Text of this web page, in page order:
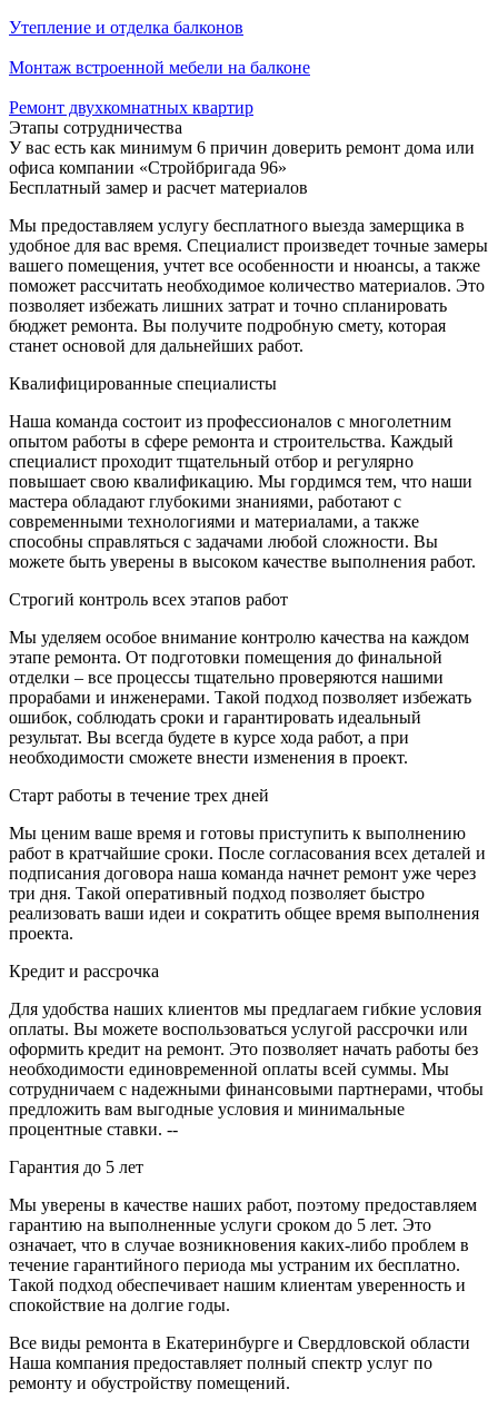
Утепление и отделка балконов
Монтаж встроенной мебели на балконе
Ремонт двухкомнатных квартир
Этапы сотрудничества
У вас есть как минимум 6 причин доверить ремонт дома или
офиса компании «Стройбригада 96»
Бесплатный замер и расчет материалов
Мы предоставляем услугу бесплатного выезда замерщика в
удобное для вас время. Специалист произведет точные замеры
вашего помещения, учтет все особенности и нюансы, а также
поможет рассчитать необходимое количество материалов. Это
позволяет избежать лишних затрат и точно спланировать
бюджет ремонта. Вы получите подробную смету, которая
станет основой для дальнейших работ.
Квалифицированные специалисты
Наша команда состоит из профессионалов с многолетним
опытом работы в сфере ремонта и строительства. Каждый
специалист проходит тщательный отбор и регулярно
повышает свою квалификацию. Мы гордимся тем, что наши
мастера обладают глубокими знаниями, работают с
современными технологиями и материалами, а также
способны справляться с задачами любой сложности. Вы
можете быть уверены в высоком качестве выполнения работ.
Строгий контроль всех этапов работ
Мы уделяем особое внимание контролю качества на каждом
этапе ремонта. От подготовки помещения до финальной
отделки – все процессы тщательно проверяются нашими
прорабами и инженерами. Такой подход позволяет избежать
ошибок, соблюдать сроки и гарантировать идеальный
результат. Вы всегда будете в курсе хода работ, а при
необходимости сможете внести изменения в проект.
Старт работы в течение трех дней
Мы ценим ваше время и готовы приступить к выполнению
работ в кратчайшие сроки. После согласования всех деталей и
подписания договора наша команда начнет ремонт уже через
три дня. Такой оперативный подход позволяет быстро
реализовать ваши идеи и сократить общее время выполнения
проекта.
Кредит и рассрочка
Для удобства наших клиентов мы предлагаем гибкие условия
оплаты. Вы можете воспользоваться услугой рассрочки или
оформить кредит на ремонт. Это позволяет начать работы без
необходимости единовременной оплаты всей суммы. Мы
сотрудничаем с надежными финансовыми партнерами, чтобы
предложить вам выгодные условия и минимальные
процентные ставки. --
Гарантия до 5 лет
Мы уверены в качестве наших работ, поэтому предоставляем
гарантию на выполненные услуги сроком до 5 лет. Это
означает, что в случае возникновения каких-либо проблем в
течение гарантийного периода мы устраним их бесплатно.
Такой подход обеспечивает нашим клиентам уверенность и
спокойствие на долгие годы.
Все виды ремонта в Екатеринбурге и Свердловской области
Наша компания предоставляет полный спектр услуг по
ремонту и обустройству помещений.